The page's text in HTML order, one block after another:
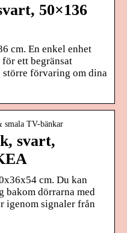
50×136
cm. En enkel enhet
ett begränsat
förvaring om dina
smala TV-bänkar
svart,
cm. Du kan
bakom dörrarna med
igenom signaler från